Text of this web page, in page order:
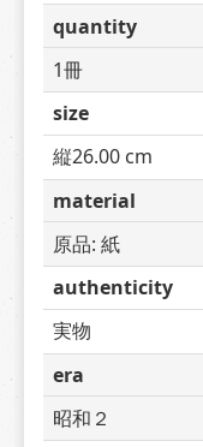
quantity
1冊
size
縦26.00 cm
material
原品: 紙
authenticity
実物
era
昭和２